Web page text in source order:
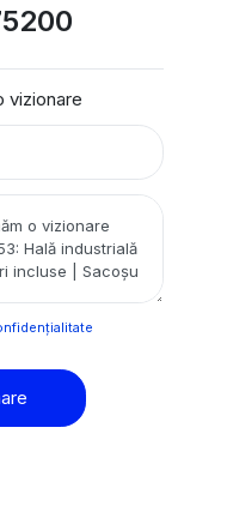
vizionare